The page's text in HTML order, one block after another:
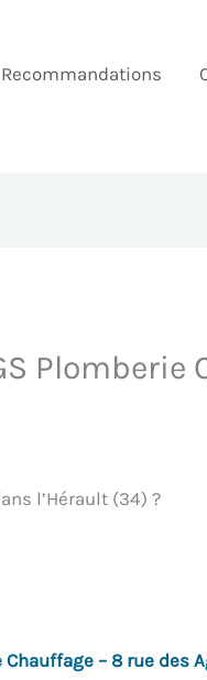
Recommandations
Plomberie
l’Hérault (34) ?
Chauffage – 8 rue des